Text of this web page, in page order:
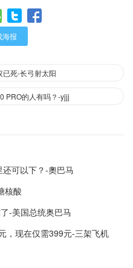
报
已死-长弓射太阳
PRO的人有吗？-yjjj
可以下？-奧巴马
核酸
-美国总统奥巴马
，现在仅需399元-三架飞机